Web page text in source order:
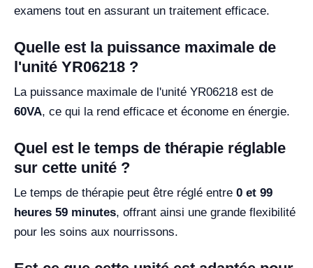
examens tout en assurant un traitement efficace.
Quelle est la puissance maximale de
l'unité YR06218 ?
La puissance maximale de l'unité YR06218 est de
60VA, ce qui la rend efficace et économe en énergie.
Quel est le temps de thérapie réglable
sur cette unité ?
Le temps de thérapie peut être réglé entre 0 et 99
heures 59 minutes, offrant ainsi une grande flexibilité
pour les soins aux nourrissons.